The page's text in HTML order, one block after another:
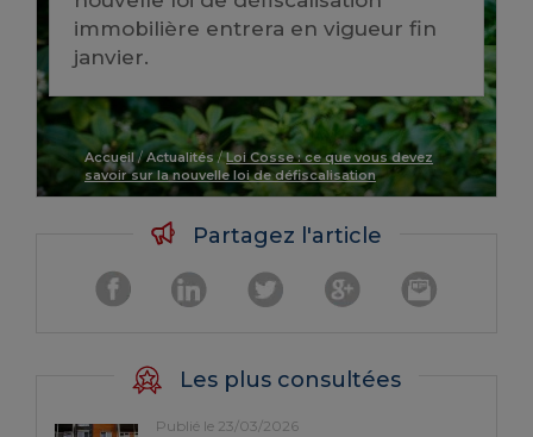
immobilière entrera en vigueur fin
janvier.
Accueil /Actualités /Loi Cosse : ce que vous devez
savoir sur la nouvelle loi de défiscalisation
Partagez l'article
Les plus consultées
Publié le 23/03/2026